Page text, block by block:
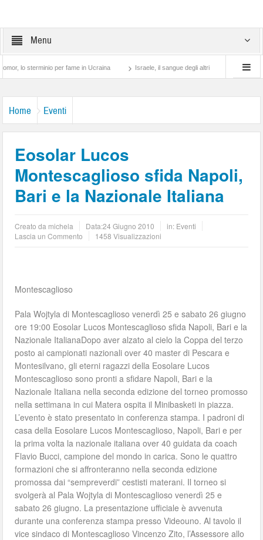
Menu
per fame in Ucraina Israele, il sangue degli altri Lotta di classe… tra
Home Eventi
Eosolar Lucos
Montescaglioso sfida Napoli,
Bari e la Nazionale Italiana
Creato da michela Data:24 Giugno 2010 in: Eventi
Lascia un Commento
1458 Visualizzazioni
Montescaglioso
Pala Wojtyla di Montescaglioso venerdì 25 e sabato 26 giugno
ore 19:00 Eosolar Lucos Montescaglioso sfida Napoli, Bari e la
Nazionale ItalianaDopo aver alzato al cielo la Coppa del terzo
posto ai campionati nazionali over 40 master di Pescara e
Montesilvano, gli eterni ragazzi della Eosolare Lucos
Montescaglioso sono pronti a sfidare Napoli, Bari e la
Nazionale Italiana nella seconda edizione del torneo promosso
nella settimana in cui Matera ospita il Minibasketi in piazza.
L’evento è stato presentato in conferenza stampa. I padroni di
casa della Eosolare Lucos Montescaglioso, Napoli, Bari e per
la prima volta la nazionale italiana over 40 guidata da coach
Flavio Bucci, campione del mondo in carica. Sono le quattro
formazioni che si affronteranno nella seconda edizione
promossa dai “sempreverdi” cestisti materani. Il torneo si
svolgerà al Pala Wojtyla di Montescaglioso venerdì 25 e
sabato 26 giugno. La presentazione ufficiale è avvenuta
durante una conferenza stampa presso Videouno. Al tavolo il
vice sindaco di Montescaglioso Vincenzo Zito, l’Assessore allo